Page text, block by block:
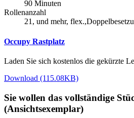
90 Minuten
Rollenanzahl
21, und mehr,
Occupy Rastplatz
Laden Sie sich kostenlos die gekürzte
Download (115.08KB)
Sie wollen das vollständige
(Ansichtsexemplar)